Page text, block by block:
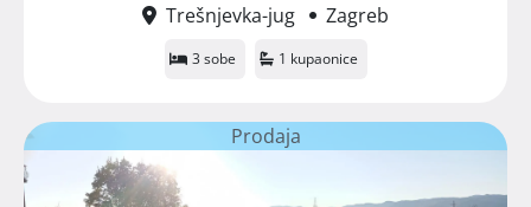
Trešnjevka-jug
Zagreb
3 sobe 1 kupaonice
Prodaja